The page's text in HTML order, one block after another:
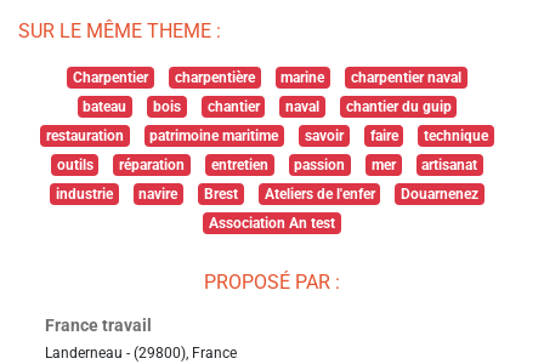
SUR LE MÊME THEME :
Charpentier charpentière marine
charpentier naval
bateau
bois chantier naval
chantier du guip
restauration
patrimoine maritime savoir faire
technique
outils
réparation entretien passion mer
artisanat
industrie
navire Brest Ateliers de l'enfer
Douarnenez
Association An test
PROPOSÉ PAR :
France travail
Landerneau - (29800), France